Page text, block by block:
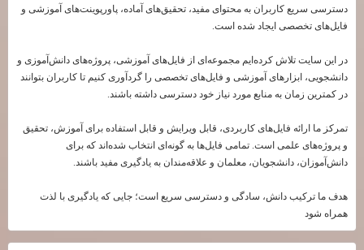
دسترسی سریع کاربران به محتوای مفید، تحقیق‌های آماده، پاورپوینت‌های آموزشی و
فایل‌های تخصصی ایجاد شده است.
در این سایت تلاش کرده‌ایم مجموعه‌ای از فایل‌های آموزشی، پروژه‌های دانش‌آموزی و
دانشجویی، ابزارهای آموزشی و فایل‌های تخصصی را گردآوری کنیم تا کاربران بتوانند
در کمترین زمان به منابع مورد نیاز خود دسترسی داشته باشند.
تمرکز ما ارائه فایل‌های کاربردی، قابل ویرایش و قابل استفاده برای آموزش، تحقیق
و پروژه‌های علمی است. تمامی فایل‌ها به گونه‌ای انتخاب شده‌اند که برای
دانش‌آموزان، دانشجویان، معلمان و علاقه‌مندان به یادگیری مفید باشند.
هدف ما ترکیب دانش، سادگی و دسترسی سریع است؛ جایی که یادگیری با لذت
همراه شود